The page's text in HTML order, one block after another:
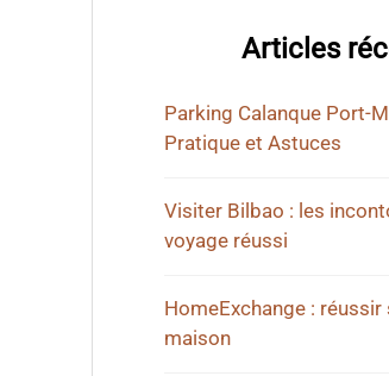
Articles
Parking Calanque Port-
Pratique et Astuces
Visiter Bilbao : les
voyage réussi
HomeExchange : réussir
maison